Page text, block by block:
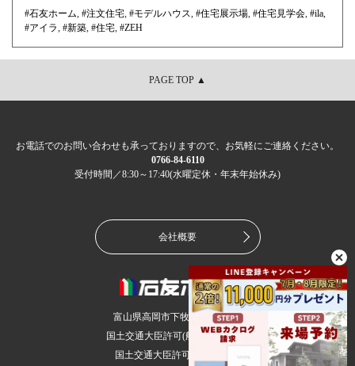
#石友ホーム, #注文住宅, #モデルハウス, #住宅展示場, #住宅見学会, #ila,
#アイラ, #新築, #住宅, #ZEH
PAGE TOP ▲
お電話でのお問い合わせも承っておりますので、お気軽にご連絡ください。
0766-84-6110
受付時間／8:30～17:40(水曜定休・年末年始休み)
会社概要
富山県高岡市下牧野36-2(本社)
国土交通大臣許可(般-5)第17754号
国土交通大臣許可(6)第5694号